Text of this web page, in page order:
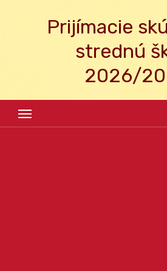
Prijímacie
strednú
2026/